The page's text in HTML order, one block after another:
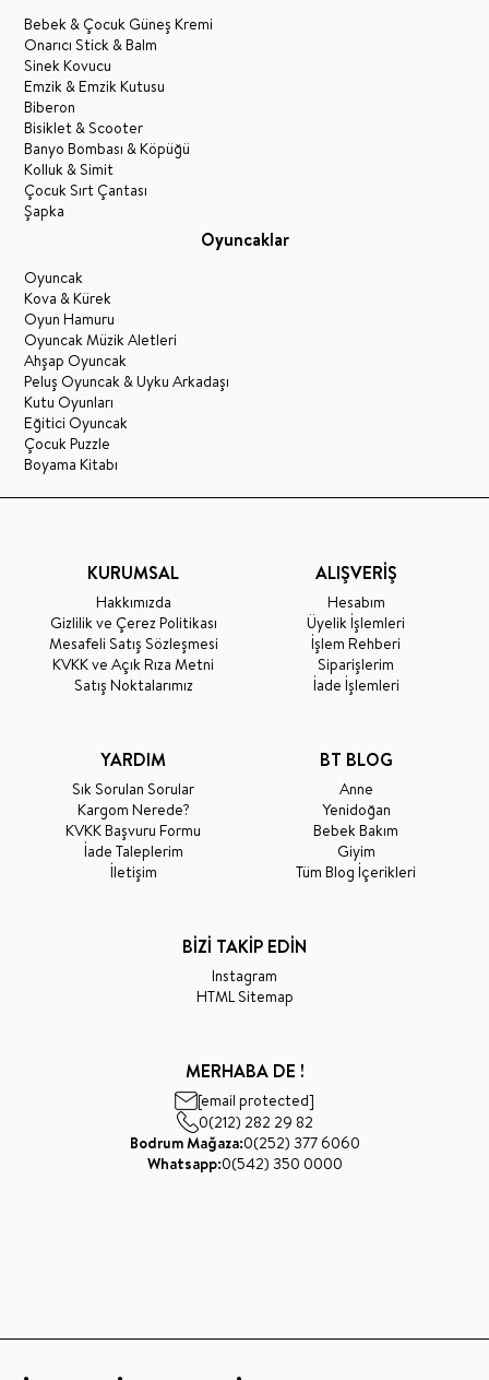
Bebek & Çocuk Güneş Kremi
Onarıcı Stick & Balm
Sinek Kovucu
Emzik & Emzik Kutusu
Biberon
Bisiklet & Scooter
Banyo Bombası & Köpüğü
Kolluk & Simit
Çocuk Sırt Çantası
Şapka
Oyuncaklar
Oyuncak
Kova & Kürek
Oyun Hamuru
Oyuncak Müzik Aletleri
Ahşap Oyuncak
Peluş Oyuncak & Uyku Arkadaşı
Kutu Oyunları
Eğitici Oyuncak
Çocuk Puzzle
Boyama Kitabı
KURUMSAL
Hakkımızda
Gizlilik ve Çerez Politikası
Mesafeli Satış Sözleşmesi
KVKK ve Açık Rıza Metni
Satış Noktalarımız
ALIŞVERİŞ
Hesabım
Üyelik İşlemleri
İşlem Rehberi
Siparişlerim
İade İşlemleri
YARDIM
Sık Sorulan Sorular
Kargom Nerede?
KVKK Başvuru Formu
İade Taleplerim
İletişim
BT BLOG
Anne
Yenidoğan
Bebek Bakım
Giyim
Tüm Blog İçerikleri
BİZİ TAKİP EDİN
Instagram
HTML Sitemap
MERHABA DE !
[email protected]
0(212) 282 29 82
Bodrum Mağaza:0(252) 377 6060
Whatsapp:0(542) 350 0000